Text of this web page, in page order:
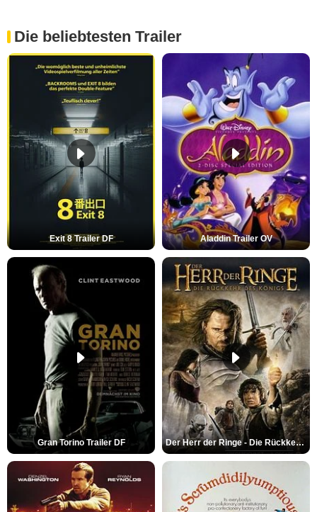
Die beliebtesten Trailer
Exit 8 Trailer DF Aladdin Trailer OV
Gran Torino Trailer DF Der Herr der Ringe - Die Rückkehr des Königs Trailer OV